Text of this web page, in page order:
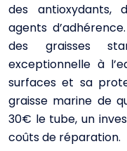
des antioxydants,
agents
des graisses
exceptionnelle à
surfaces et sa
graisse marine de
30€ le tube, un
coûts de réparation.